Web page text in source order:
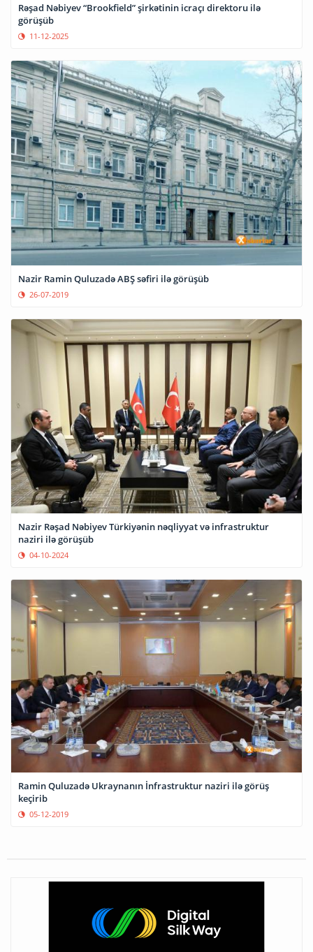
Rəşad Nəbiyev “Brookfield” şirkətinin icraçı direktoru ilə
görüşüb
11-12-2025
Nazir Ramin Quluzadə ABŞ səfiri ilə görüşüb
26-07-2019
Nazir Rəşad Nəbiyev Türkiyənin nəqliyyat və infrastruktur
naziri ilə görüşüb
04-10-2024
Ramin Quluzadə Ukraynanın İnfrastruktur naziri ilə görüş
keçirib
05-12-2019